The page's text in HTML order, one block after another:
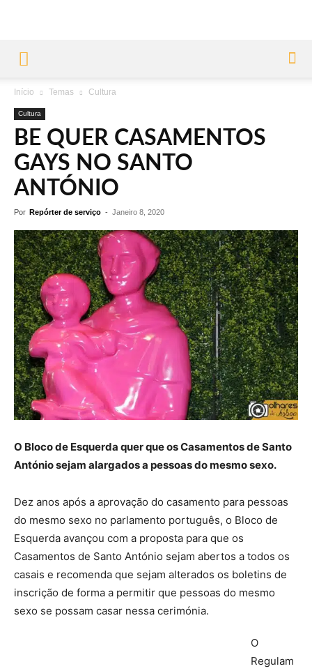
Início Temas Cultura
Cultura
BE QUER CASAMENTOS
GAYS NO SANTO
ANTÓNIO
Por Repórter de serviço - Janeiro 8, 2020
O Bloco de Esquerda quer que os Casamentos de Santo
António sejam alargados a pessoas do mesmo sexo.
Dez anos após a aprovação do casamento para pessoas
do mesmo sexo no parlamento português, o Bloco de
Esquerda avançou com a proposta para que os
Casamentos de Santo António sejam abertos a todos os
casais e recomenda que sejam alterados os boletins de
inscrição de forma a permitir que pessoas do mesmo
sexo se possam casar nessa cerimónia.
O
Regulam